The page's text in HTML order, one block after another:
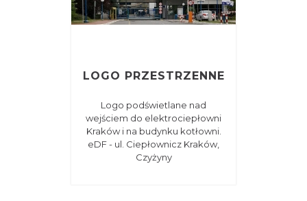
LOGO PRZESTRZENNE
Logo podświetlane nad
wejściem do elektrociepłowni
Kraków i na budynku kotłowni.
eDF - ul. Ciepłownicz Kraków,
Czyżyny